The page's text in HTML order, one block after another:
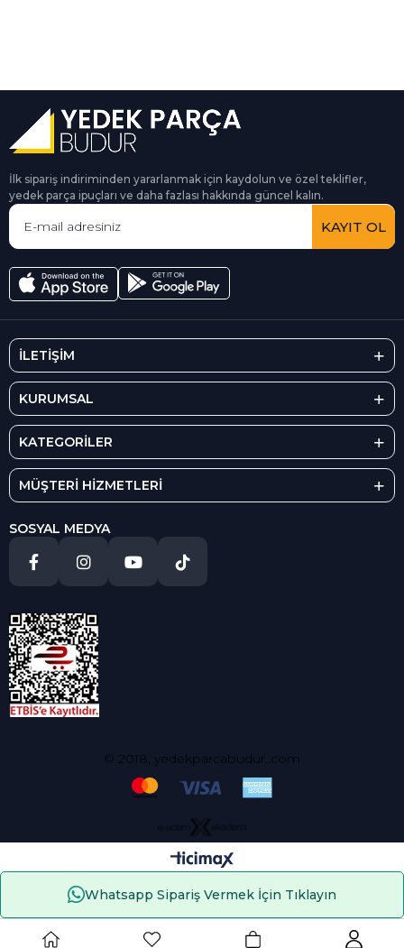
İlk sipariş indiriminden yararlanmak için kaydolun ve özel teklifler,
yedek parça ipuçları ve daha fazlası hakkında güncel kalın.
KAYIT OL
İLETİŞİM
KURUMSAL
KATEGORİLER
MÜŞTERİ HİZMETLERİ
SOSYAL MEDYA
© 2018, yedekparcabudur..com
Whatsapp Sipariş Vermek İçin Tıklayın
Çerez Kullanımı